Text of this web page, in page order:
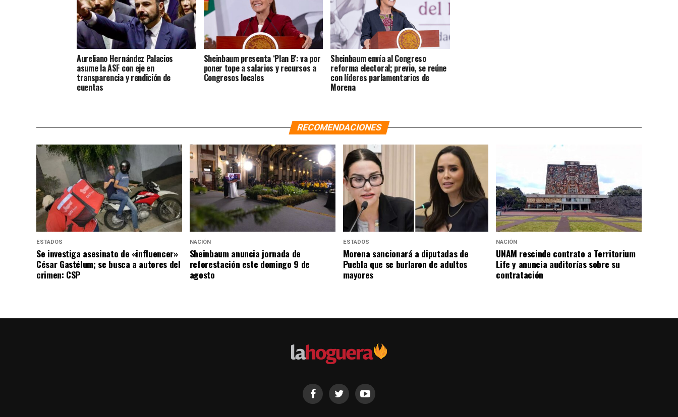
Aureliano Hernández Palacios
asume la ASF con eje en
transparencia y rendición de
cuentas
Sheinbaum presenta ‘Plan B’: va por
poner tope a salarios y recursos a
Congresos locales
Sheinbaum envía al Congreso
reforma electoral; previo, se reúne
con líderes parlamentarios de
Morena
RECOMENDACIONES
ESTADOS
Se investiga asesinato de «influencer»
César Gastélum; se busca a autores del
crimen: CSP
NACIÓN
Sheinbaum anuncia jornada de
reforestación este domingo 9 de
agosto
ESTADOS
Morena sancionará a diputadas de
Puebla que se burlaron de adultos
mayores
NACIÓN
UNAM rescinde contrato a Territorium
Life y anuncia auditorías sobre su
contratación